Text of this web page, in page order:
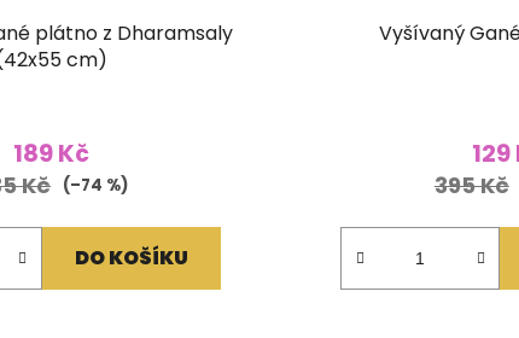
plátno z Dharamsaly
cm)
189 Kč
Kč (–74 %)
DO KOŠÍKU
Vyšívaný
129
395 Kč